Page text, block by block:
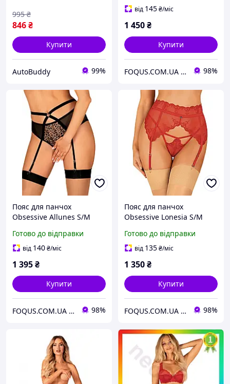
846₴
995 ₴
Купити
AutoBuddy 99%
від 145₴/міс
1 450₴
Купити
FOQUS.COM.UA ● Інтернет магазин Фокус 98%
Пояс для панчох
Obsessive Allunes S/M
Готово до відправки
від 140₴/міс
1 395₴
Купити
FOQUS.COM.UA ● Інтернет магазин Фокус 98%
Пояс для панчох
Obsessive Lonesia S/M
Готово до відправки
від 135₴/міс
1 350₴
Купити
FOQUS.COM.UA ● Інтернет магазин Фокус 98%